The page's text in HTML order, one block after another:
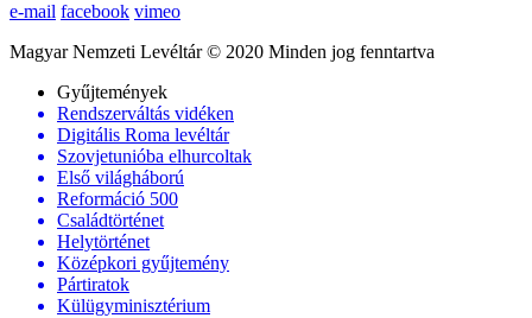
e-mail facebook vimeo
Magyar Nemzeti Levéltár © 2020 Minden jog fenntartva
Gyűjtemények
Rendszerváltás vidéken
Digitális Roma levéltár
Szovjetunióba elhurcoltak
Első világháború
Reformáció 500
Családtörténet
Helytörténet
Középkori gyűjtemény
Pártiratok
Külügyminisztérium